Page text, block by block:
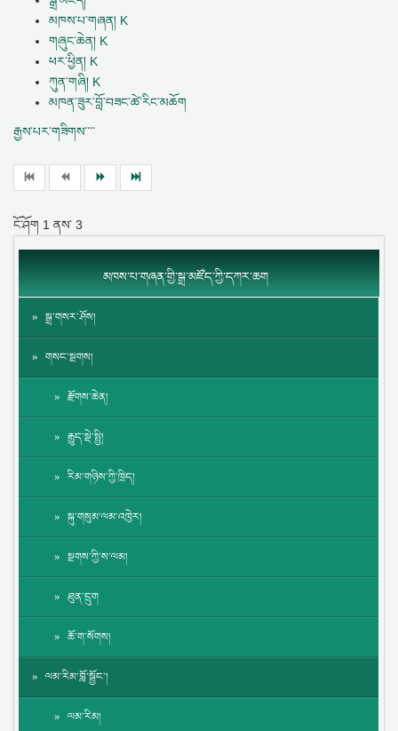
མཁས་པ་གཞན། K
གཞུང་ཆེན། K
ཕར་ཕྱིན། K
ཀུན་གཞི། K
མཁན་ཟུར་བློ་བཟང་ཚེ་རིང་མཆོག
རྒྱས་པར་གཟིགས་་་་
ངོ་ཤོག 1 ནས་ 3
མཁས་པ་གཞན་གྱི་སྒྲ་མཛོད་ཀྱི་དཀར་ཆག
སྒྲ་གསར་ཤོས།
གསང་སྔགས།
རྫོགས་ཆེན།
རྒྱུད་སྡེ་སྤྱི།
རིམ་གཉིས་ཀྱི་ཁྲིད།
སྐུ་གསུམ་ལམ་འཁྱེར།
སྔགས་ཀྱི་ས་ལམ།
ཐུན་དྲུག
ཆོ་ག་སོགས།
ལམ་རིམ་བློ་སྦྱོང་།
ལམ་རིམ།